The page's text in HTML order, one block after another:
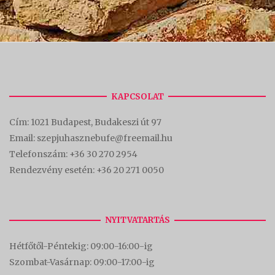
KAPCSOLAT
Cím: 1021 Budapest, Budakeszi út 97
Email: szepjuhasznebufe@freemail.hu
Telefonszám: +36 30 270 2954
Rendezvény esetén: +36 20 271 0050
NYITVATARTÁS
Hétfőtől-Péntekig: 09:00-16:00-ig
Szombat-Vasárnap: 09:00-17:00-ig